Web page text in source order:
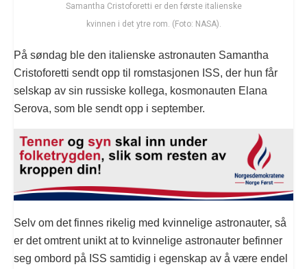
Samantha Cristoforetti er den første italienske
kvinnen i det ytre rom. (Foto: NASA).
På søndag ble den italienske astronauten Samantha
Cristoforetti sendt opp til romstasjonen ISS, der hun får
selskap av sin russiske kollega, kosmonauten Elana
Serova, som ble sendt opp i september.
Selv om det finnes rikelig med kvinnelige astronauter, så
er det omtrent unikt at to kvinnelige astronauter befinner
seg ombord på ISS samtidig i egenskap av å være endel